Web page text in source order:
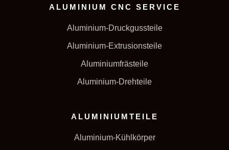
ALUMINIUM CNC SERVICE
Aluminium-Druckgussteile
Aluminium-Extrusionsteile
Aluminiumfrästeile
Aluminium-Drehteile
ALUMINIUMTEILE
Aluminium-Kühlkörper